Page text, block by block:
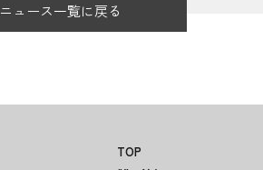
ニュース一覧に戻る
TOP